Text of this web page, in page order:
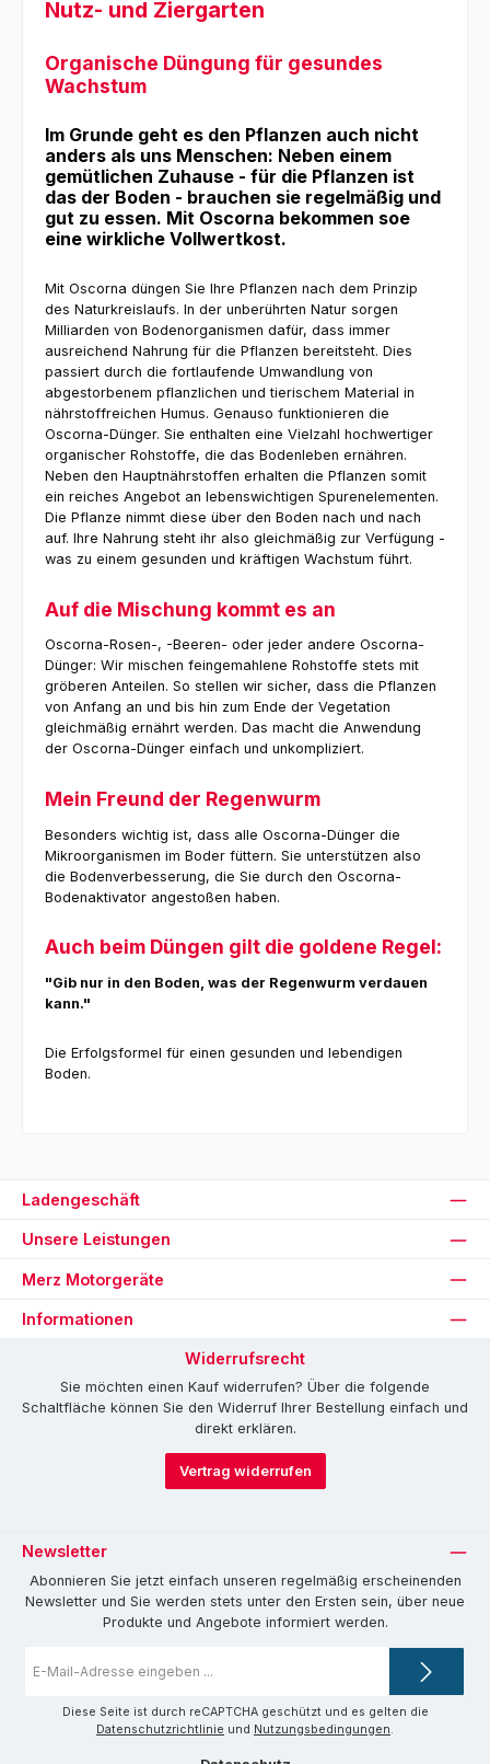
Nutz- und Ziergarten
Organische Düngung für gesundes
Wachstum
Im Grunde geht es den Pflanzen auch nicht
anders als uns Menschen: Neben einem
gemütlichen Zuhause - für die Pflanzen ist
das der Boden - brauchen sie regelmäßig und
gut zu essen. Mit Oscorna bekommen soe
eine wirkliche Vollwertkost.
Mit Oscorna düngen Sie Ihre Pflanzen nach dem Prinzip
des Naturkreislaufs. In der unberührten Natur sorgen
Milliarden von Bodenorganismen dafür, dass immer
ausreichend Nahrung für die Pflanzen bereitsteht. Dies
passiert durch die fortlaufende Umwandlung von
abgestorbenem pflanzlichen und tierischem Material in
nährstoffreichen Humus. Genauso funktionieren die
Oscorna-Dünger. Sie enthalten eine Vielzahl hochwertiger
organischer Rohstoffe, die das Bodenleben ernähren.
Neben den Hauptnährstoffen erhalten die Pflanzen somit
ein reiches Angebot an lebenswichtigen Spurenelementen.
Die Pflanze nimmt diese über den Boden nach und nach
auf. Ihre Nahrung steht ihr also gleichmäßig zur Verfügung -
was zu einem gesunden und kräftigen Wachstum führt.
Auf die Mischung kommt es an
Oscorna-Rosen-, -Beeren- oder jeder andere Oscorna-
Dünger: Wir mischen feingemahlene Rohstoffe stets mit
gröberen Anteilen. So stellen wir sicher, dass die Pflanzen
von Anfang an und bis hin zum Ende der Vegetation
gleichmäßig ernährt werden. Das macht die Anwendung
der Oscorna-Dünger einfach und unkompliziert.
Mein Freund der Regenwurm
Besonders wichtig ist, dass alle Oscorna-Dünger die
Mikroorganismen im Boder füttern. Sie unterstützen also
die Bodenverbesserung, die Sie durch den Oscorna-
Bodenaktivator angestoßen haben.
Auch beim Düngen gilt die goldene Regel:
"Gib nur in den Boden, was der Regenwurm verdauen
kann."
Die Erfolgsformel für einen gesunden und lebendigen
Boden.
Ladengeschäft
Unsere Leistungen
Merz Motorgeräte
Informationen
Widerrufsrecht
Sie möchten einen Kauf widerrufen? Über die folgende
Schaltfläche können Sie den Widerruf Ihrer Bestellung einfach und
direkt erklären.
Vertrag widerrufen
Newsletter
Abonnieren Sie jetzt einfach unseren regelmäßig erscheinenden
Newsletter und Sie werden stets unter den Ersten sein, über neue
Produkte und Angebote informiert werden.
Mail-
Diese Seite ist durch reCAPTCHA geschützt und es gelten die
Datenschutzrichtlinie und Nutzungsbedingungen.